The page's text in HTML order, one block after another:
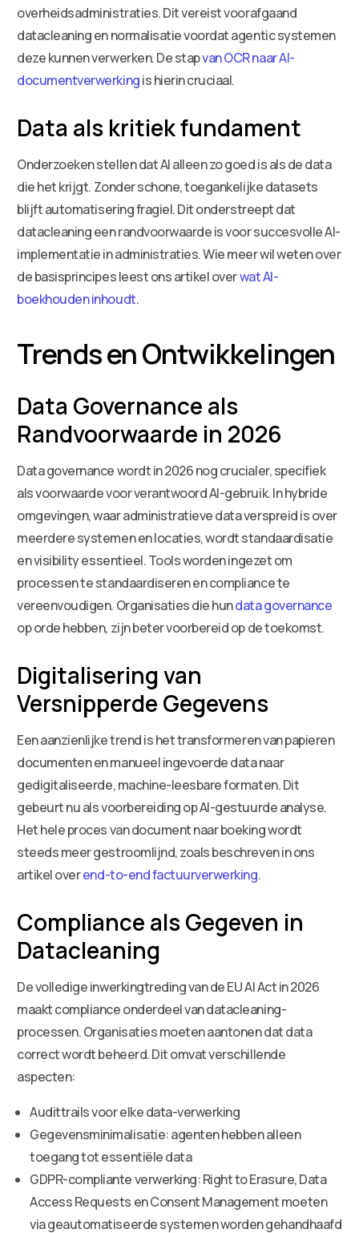
overheidsadministraties. Dit vereist voorafgaand
datacleaning en normalisatie voordat agentic systemen
deze kunnen verwerken. De stapvan OCR naar AI-
documentverwerkingis hierin cruciaal.
Data als kritiek fundament
Onderzoeken stellen dat AI alleen zo goed is als de data
die het krijgt. Zonder schone, toegankelijke datasets
blijft automatisering fragiel. Dit onderstreept dat
datacleaning een randvoorwaarde is voor succesvolle AI-
implementatie in administraties. Wie meer wil weten over
de basisprincipes leest ons artikel overwat AI-
boekhouden inhoudt.
Trends en Ontwikkelingen
Data Governance als
Randvoorwaarde in 2026
Data governance wordt in 2026 nog crucialer, specifiek
als voorwaarde voor verantwoord AI-gebruik. In hybride
omgevingen, waar administratieve data verspreid is over
meerdere systemen en locaties, wordt standaardisatie
en visibility essentieel. Tools worden ingezet om
processen te standaardiseren en compliance te
vereenvoudigen. Organisaties die hundata governance
op orde hebben, zijn beter voorbereid op de toekomst.
Digitalisering van
Versnipperde Gegevens
Een aanzienlijke trend is het transformeren van papieren
documenten en manueel ingevoerde data naar
gedigitaliseerde, machine-leesbare formaten. Dit
gebeurt nu als voorbereiding op AI-gestuurde analyse.
Het hele proces van document naar boeking wordt
steeds meer gestroomlijnd, zoals beschreven in ons
artikel overend-to-end factuurverwerking.
Compliance als Gegeven in
Datacleaning
De volledige inwerkingtreding van de EU AI Act in 2026
maakt compliance onderdeel van datacleaning-
processen. Organisaties moeten aantonen dat data
correct wordt beheerd. Dit omvat verschillende
aspecten:
Audittrails voor elke data-verwerking
Gegevensminimalisatie: agenten hebben alleen
toegang tot essentiële data
GDPR-compliante verwerking: Right to Erasure, Data
Access Requests en Consent Management moeten
via geautomatiseerde systemen worden gehandhaafd